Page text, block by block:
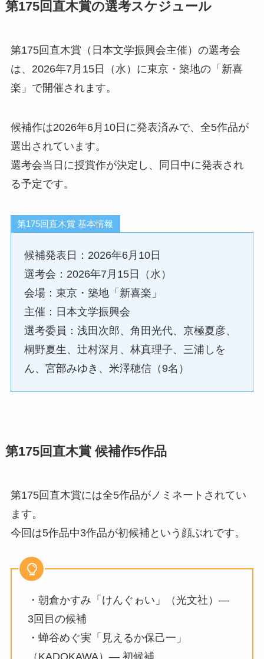
第175回直木賞の選考スケジュール
第175回直木賞（日本文学振興会主催）の選考会
は、2026年7月15日（水）に東京・築地の「新喜
楽」で開催されます。
候補作は2026年6月10日に発表済みで、全5作品が
選出されています。
選考会当日に授賞作が決定し、同日中に発表され
る予定です。
第175回直木賞 基本情報
候補発表日：2026年6月10日
選考会：2026年7月15日（水）
会場：東京・築地「新喜楽」
主催：日本文学振興会
選考委員：浅田次郎、角田光代、京極夏彦、
桐野夏生、辻村深月、林真理子、三浦しを
ん、宮部みゆき、米澤穂信（9名）
第175回直木賞 候補作5作品
第175回直木賞には全5作品がノミネートされてい
ます。
今回は5作品中3作品が初候補という顔ぶれです。
・朝倉かすみ「けんぐゎい」（光文社）—
3回目の候補
・蝉谷めぐ実「見えるか保己一」